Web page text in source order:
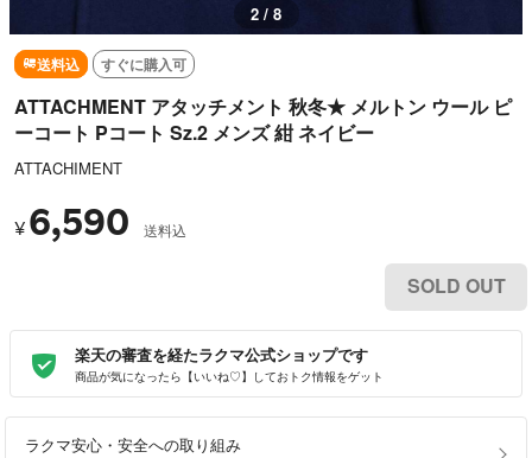
2 / 8
送料込 すぐに購入可
ATTACHMENT アタッチメント 秋冬★ メルトン ウール ピ
ーコート Pコート Sz.2 メンズ 紺 ネイビー
ATTACHIMENT
¥ 6,590 送料込
SOLD OUT
楽天の審査を経たラクマ公式ショップです
商品が気になったら【いいね♡】しておトク情報をゲット
ラクマ安心・安全への取り組み